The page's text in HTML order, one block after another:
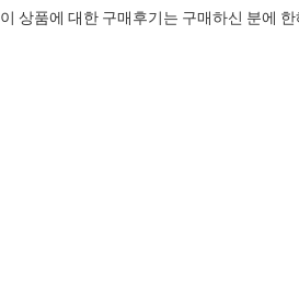
이 상품에 대한 구매후기는 구매하신 분에 한